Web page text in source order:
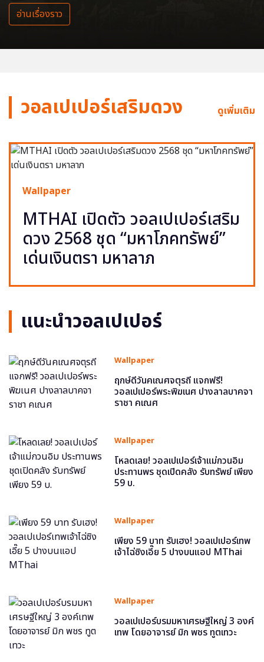
อ่านเรื่องราว
วอลเปเปอร์เสริมดวง ดูเพิ่มเติม
Wallpaper
MTHAI เปิดตัว วอลเปเปอร์เสริม
ดวง 2568 ชุด “มหาโภคทรัพย์”
เด่นเงินตรา มหาลาภ
แนะนำวอลเปเปอร์
Wallpaper
ฤกษ์ดีวันคเณศจตุรถี แจกฟรี!
วอลเปเปอร์พระพิฆเนศ ปางลาลบาคจา
ราชา คเณศ
Wallpaper
โหลดเลย! วอลเปเปอร์เจ้าแม่กวนอิม
ประทานพร ชุดเปิดคลัง รับทรัพย์ เพียง
59 บ.
Wallpaper
เพียง 59 บาท รับเฮง! วอลเปเปอร์เทพ
เจ้าไฉ่ซิงเอี๊ย 5 ปางบนแอป MThai
Wallpaper
วอลเปเปอร์บรมมหาเศรษฐีใหญ่ 3 องค์
เทพ โดยอาจารย์ มิก พชร ทูตเทวะ